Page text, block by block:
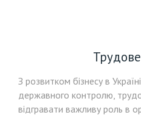
З розвитком бізнесу в
державного контролю,
відгравати важливу роль в